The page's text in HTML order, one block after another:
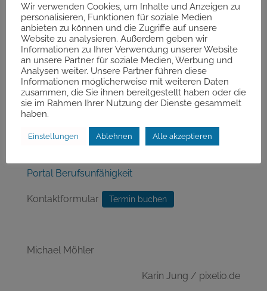
Experten empfehlen daher, sich bereits so früh
wie möglich eine zusätzliche Pflegevorsorge
aufzubauen, denn je jünger man beim
Abschluss einer Pflegezusatz-Versicherung ist,
desto mehr Leistung gibt es für die bezahlte
Prämie.
Versicherungsportal – rechnen und vergleichen
Portal Pflegetagegeld
Portal Krankenzusatz
Portal Berufsunfähigkeit
Kontaktformular Termin buchen
Michael Möhler
Karin Jung / pixelio.de
Wir verwenden Cookies, um Inhalte und Anzeigen zu
personalisieren, Funktionen für soziale Medien
anbieten zu können und die Zugriffe auf unsere
Website zu analysieren. Außerdem geben wir
Informationen zu Ihrer Verwendung unserer Website
an unsere Partner für soziale Medien, Werbung und
Analysen weiter. Unsere Partner führen diese
Informationen möglicherweise mit weiteren Daten
zusammen, die Sie ihnen bereitgestellt haben oder die
sie im Rahmen Ihrer Nutzung der Dienste gesammelt
haben.
Einstellungen Ablehnen Alle akzeptieren